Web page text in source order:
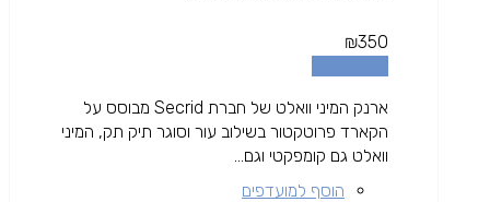
₪350
ארנק המיני וואלט של חברת Secrid מבוסס על
הקארד פרוטקטור בשילוב עור וסוגר תיק תק, המיני
וואלט גם קומפקטי וגם...
הוסף למועדפים